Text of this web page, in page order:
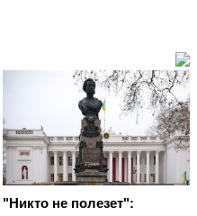
"Никто не полезет":